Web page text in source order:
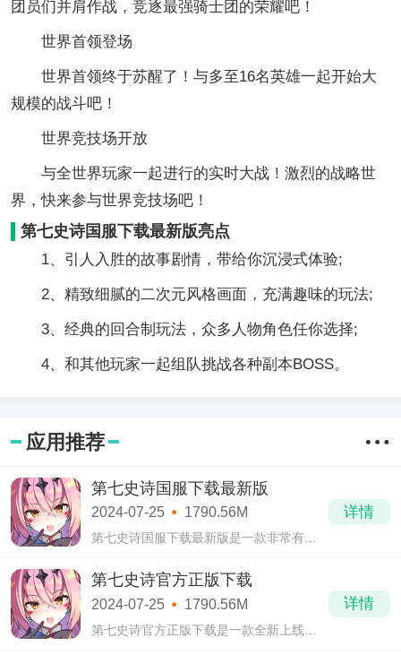
团员们并肩作战，竞逐最强骑士团的荣耀吧！
世界首领登场
世界首领终于苏醒了！与多至16名英雄一起开始大
规模的战斗吧！
世界竞技场开放
与全世界玩家一起进行的实时大战！激烈的战略世
界，快来参与世界竞技场吧！
第七史诗国服下载最新版亮点
1、引人入胜的故事剧情，带给你沉浸式体验;
2、精致细腻的二次元风格画面，充满趣味的玩法;
3、经典的回合制玩法，众多人物角色任你选择;
4、和其他玩家一起组队挑战各种副本BOSS。
应用推荐
第七史诗国服下载最新版
2024-07-25 1790.56M
第七史诗国服下载最新版是一款非常有趣
七史诗国服下载最新版中，拥有着非常丰
富的游戏内容，大家在这里也可以去尽情
地沉浸在
详情
第七史诗官方正版下载
2024-07-25 1790.56M
第七史诗官方正版下载是一款全新上线的
详情